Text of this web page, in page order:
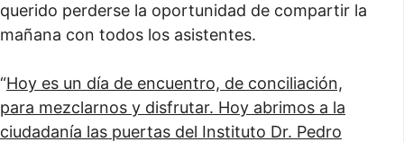
querido perderse la oportunidad de compartir la
mañana con todos los asistentes.
“Hoy es un día de encuentro, de conciliación,
para mezclarnos y disfrutar. Hoy abrimos a la
ciudadanía las puertas del Instituto Dr. Pedro